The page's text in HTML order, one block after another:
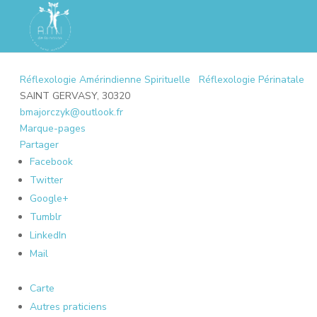
Réflexologie Amérindienne Spirituelle
Réflexologie Périnatale
SAINT GERVASY, 30320
bmajorczyk@outlook.fr
Marque-pages
Partager
Facebook
Twitter
Google+
Tumblr
LinkedIn
Mail
Carte
Autres praticiens